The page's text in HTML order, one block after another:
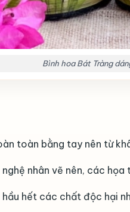
Bình hoa Bát Tràng
toàn bằng tay nên từ
nhân vẽ nên, các
hết các chất độc hại